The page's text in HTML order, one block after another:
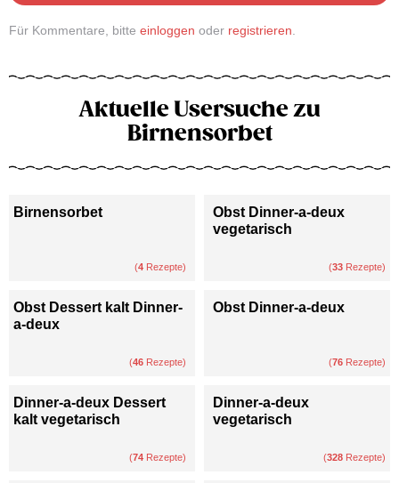
Für Kommentare, bitte einloggen oder registrieren
Aktuelle Usersuche zu
Birnensorbet
Birnensorbet
(4 Rezepte)
Obst Dinner-a-deux
vegetarisch
(33 Rezepte)
Obst Dessert kalt Dinner-
a-deux
(46 Rezepte)
Obst Dinner-a-deux
(76 Rezepte)
Dinner-a-deux Dessert
kalt vegetarisch
(74 Rezepte)
Dinner-a-deux
vegetarisch
(328 Rezepte)